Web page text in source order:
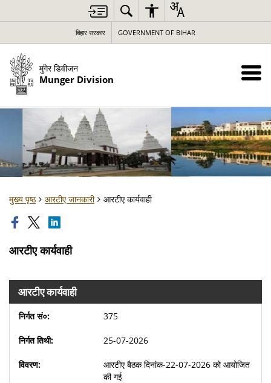
बिहार सरकार GOVERNMENT OF BIHAR
मुंगेर डिवीजन
Munger Division
मुख्य पृष्ठ आरटीए जानकारी आरटीए कार्यवाही
आरटीए कार्यवाही
आरटीए कार्यवाही
375
25-07-2026
आरटीए बैठक दिनांक-22-07-2026 को आयोजित
की गई